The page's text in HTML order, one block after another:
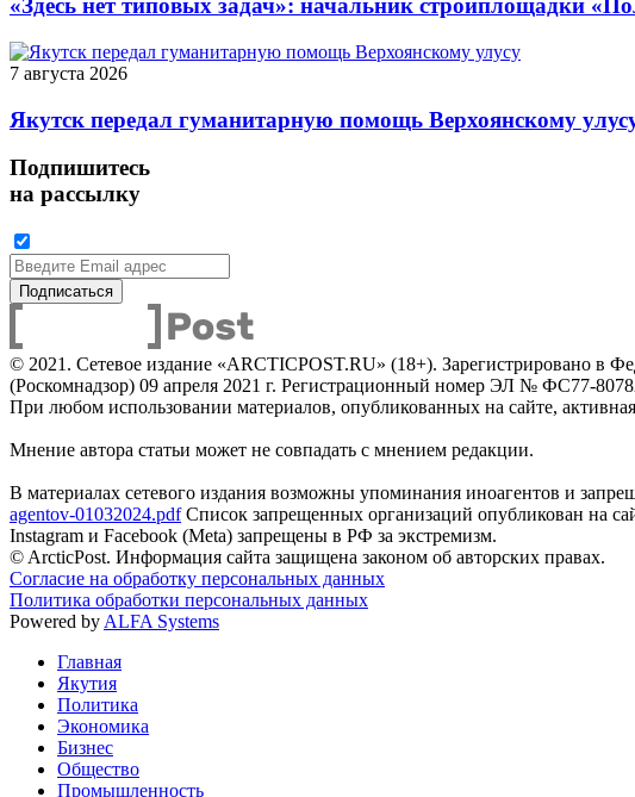
«Здесь нет типовых задач»: начальник стройплощадки
7 августа 2026
Якутск передал гуманитарную помощь Верхоянскому
Подпишитесь
на рассылку
© 2021. Сетевое издание «ARCTICPOST.RU» (18+). Зарегистрировано в
(Роскомнадзор) 09 апреля 2021 г. Регистрационный номер ЭЛ № ФС77-
При любом использовании материалов, опубликованных на сайте,
Мнение автора статьи может не совпадать с мнением редакции.
В материалах сетевого издания возможны упоминания иноагентов и
agentov-01032024.pdfСписок запрещенных организаций опубликован на
Instagram и Facebook (Metа) запрещены в РФ за экстремизм.
© ArcticPost. Информация сайта защищена законом об авторских правах.
Согласие на обработку персональных данных
Политика обработки персональных данных
Powered by ALFA Systems
Главная
Якутия
Политика
Экономика
Бизнес
Общество
Промышленность